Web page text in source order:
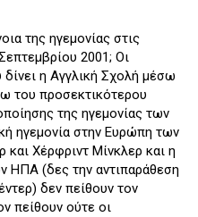
της ηγεμονίας στις
2001; Οι
η Αγγλική Σχολή μέσω
του προσεκτικότερου
της ηγεμονίας των
ηγεμονία στην Ευρώπη των
Χέρφριντ Μίνκλερ και η
ΗΠΑ (δες την αντιπαράθεση
δεν πείθουν τον
πείθουν ούτε οι